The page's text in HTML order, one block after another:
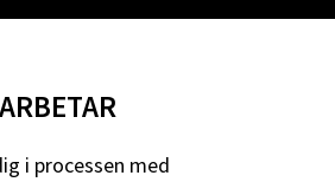
i processen med